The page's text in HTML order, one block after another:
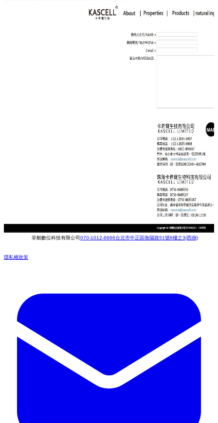
菲舶數位科技有限公司070-1012-6666台北市中正區衡陽路51號8樓之3(西側)
隱私權政策